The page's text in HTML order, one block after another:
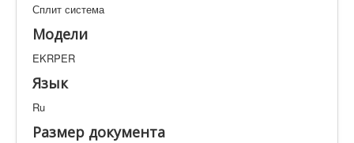
Техническая документация
Искать
Производитель
Сплит система
Модели
EKRPER
Язык
Ru
Размер документа